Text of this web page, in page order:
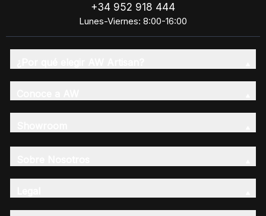
+34 952 918 444
Lunes-Viernes: 8:00-16:00